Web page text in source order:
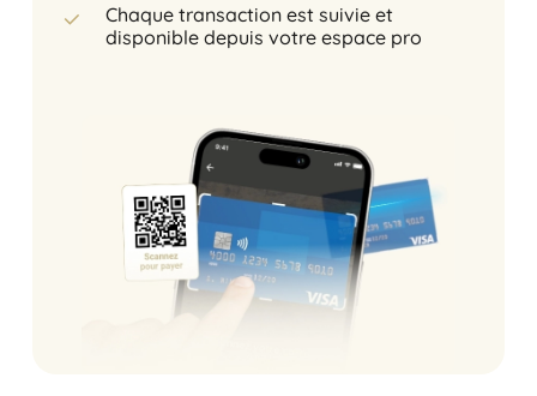
Chaque transaction est suivie et
disponible depuis votre espace pro